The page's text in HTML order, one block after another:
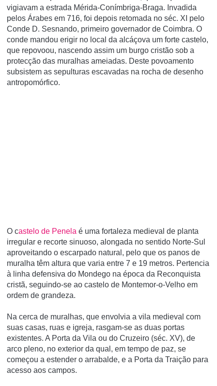
vigiavam a estrada Mérida-Conímbriga-Braga. Invadida
pelos Árabes em 716, foi depois retomada no séc. XI pelo
Conde D. Sesnando, primeiro governador de Coimbra. O
conde mandou erigir no local da alcáçova um forte castelo,
que repovoou, nascendo assim um burgo cristão sob a
protecção das muralhas ameiadas. Deste povoamento
subsistem as sepulturas escavadas na rocha de desenho
antropomórfico.
O castelo de Penela é uma fortaleza medieval de planta
irregular e recorte sinuoso, alongada no sentido Norte-Sul
aproveitando o escarpado natural, pelo que os panos de
muralha têm altura que varia entre 7 e 19 metros. Pertencia
à linha defensiva do Mondego na época da Reconquista
cristã, seguindo-se ao castelo de Montemor-o-Velho em
ordem de grandeza.
Na cerca de muralhas, que envolvia a vila medieval com
suas casas, ruas e igreja, rasgam-se as duas portas
existentes. A Porta da Vila ou do Cruzeiro (séc. XV), de
arco pleno, no exterior da qual, em tempo de paz, se
começou a estender o arrabalde, e a Porta da Traição para
acesso aos campos.